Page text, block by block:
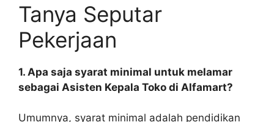
Tanya Seputar
Pekerjaan
1. Apa saja syarat minimal untuk melamar
sebagai Asisten Kepala Toko di Alfamart?
Umumnya, syarat minimal adalah pendidikan